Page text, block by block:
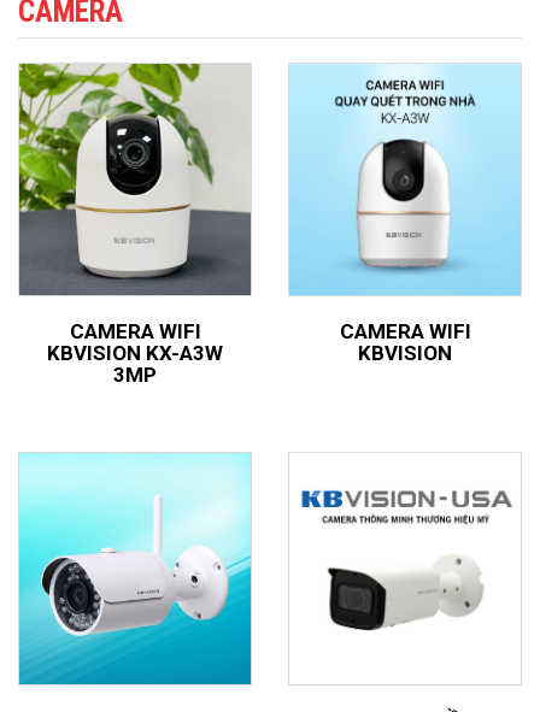
CAMERA
CAMERA WIFI
KBVISION KX-A3W
3MP
CAMERA WIFI
KBVISION